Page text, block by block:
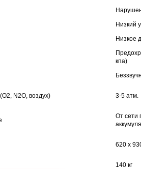
Низкий
Низкое
кпа)
N2O, воздух) 3-5 атм.
От сети
620 х
140 кг